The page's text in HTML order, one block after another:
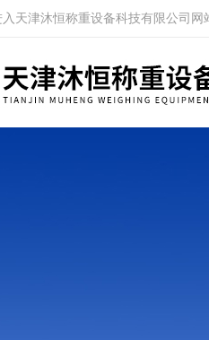
天津沐恒称重设备科技有限公司网